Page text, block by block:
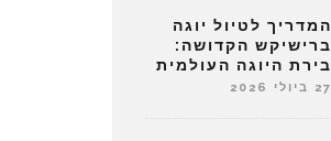
המדריך לטיול יוגה
ברישיקש הקדושה:
בירת היוגה העולמית
27 ביולי 2026